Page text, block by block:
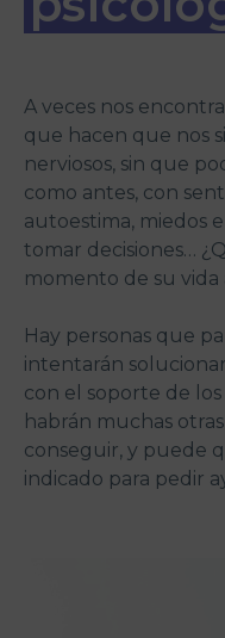
A veces nos
que hacen que nos
nerviosos, sin que
como antes, con
autoestima, miedos
tomar decisiones…
momento de su
Hay personas que
intentarán
con el soporte de
habrán muchas
conseguir, y puede
indicado para pedir